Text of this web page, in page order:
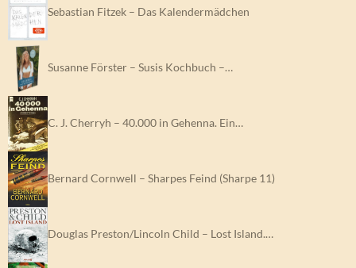
Sebastian Fitzek – Das Kalendermädchen
Susanne Förster – Susis Kochbuch –…
C. J. Cherryh – 40.000 in Gehenna. Ein…
Bernard Cornwell – Sharpes Feind (Sharpe 11)
Douglas Preston/Lincoln Child – Lost Island.…